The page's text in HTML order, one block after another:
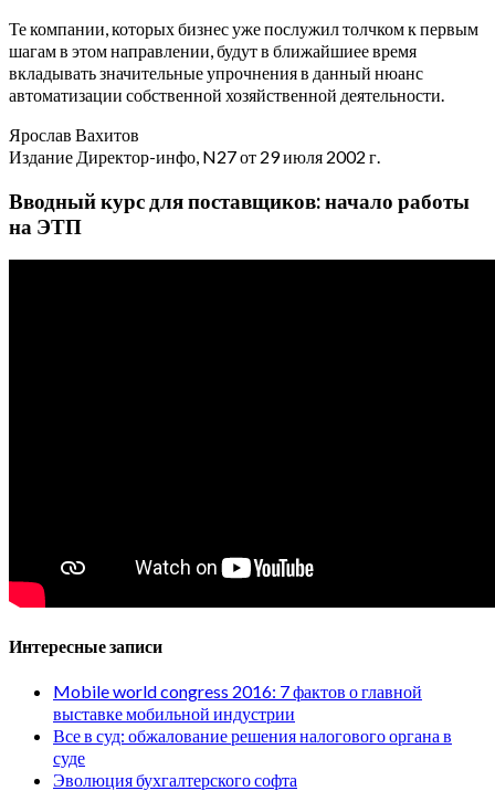
Те компании, которых бизнес уже послужил толчком к первым
шагам в этом направлении, будут в ближайшиее время
вкладывать значительные упрочнения в данный нюанс
автоматизации собственной хозяйственной деятельности.
Ярослав Вахитов
Издание Директор-инфо, N27 от 29 июля 2002 г.
Вводный курс для поставщиков: начало работы
на ЭТП
Интересные записи
Mobile world congress 2016: 7 фактов о главной
выставке мобильной индустрии
Все в суд: обжалование решения налогового органа в
суде
Эволюция бухгалтерского софта